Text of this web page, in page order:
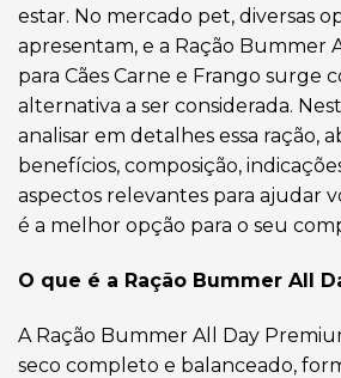
estar. No mercado pet, diversas
apresentam, e a Ração Bummer
para Cães Carne e Frango surge
alternativa a ser considerada.
analisar em detalhes essa ração,
benefícios, composição,
aspectos relevantes para ajudar
é a melhor opção para o seu
O que é a Ração Bummer All
A Ração Bummer All Day
seco completo e balanceado,